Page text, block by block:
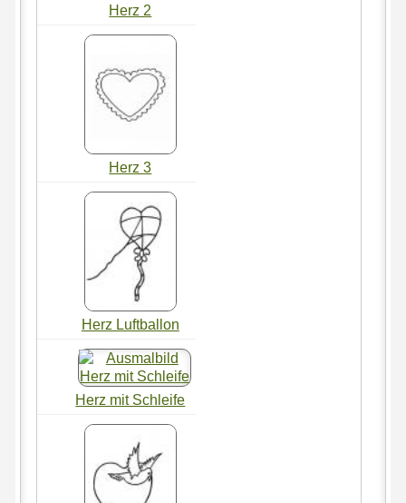
Herz 2
Herz 3
Herz Luftballon
Herz mit Schleife